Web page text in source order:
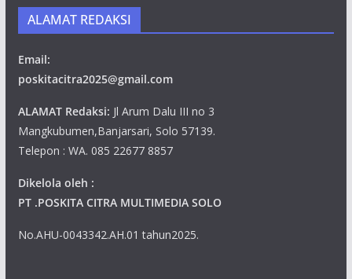
ALAMAT REDAKSI
Email:
poskitacitra2025@gmail.com
ALAMAT Redaksi: Jl Arum Dalu III no 3
Mangkubumen,Banjarsari, Solo 57139.
Telepon : WA. 085 22677 8857
Dikelola oleh :
PT .POSKITA CITRA MULTIMEDIA SOLO
No.AHU-0043342.AH.01 tahun2025.